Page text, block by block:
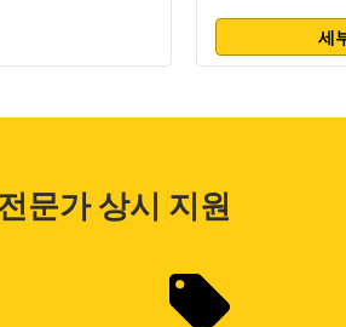
세
문가 상시 지원